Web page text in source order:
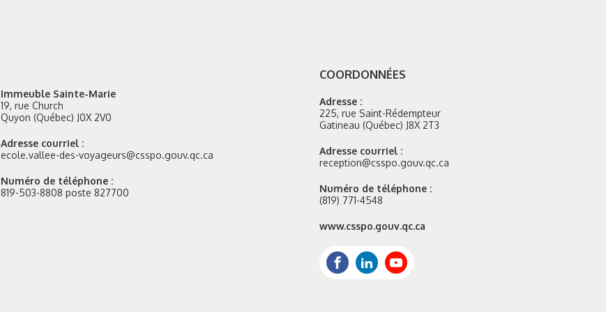
Immeuble Sainte-Marie
19, rue Church
Quyon (Québec) J0X 2V0
Adresse courriel :
ecole.vallee-des-voyageurs@csspo.gouv.qc.ca
Numéro de téléphone :
819-503-8808 poste 827700
COORDONNÉES
Adresse :
225, rue Saint-Rédempteur
Gatineau (Québec) J8X 2T3
Adresse courriel :
reception@csspo.gouv.qc.ca
Numéro de téléphone :
(819) 771-4548
Site
www.csspo.gouv.qc.ca
FacebookLinkedInYoutube